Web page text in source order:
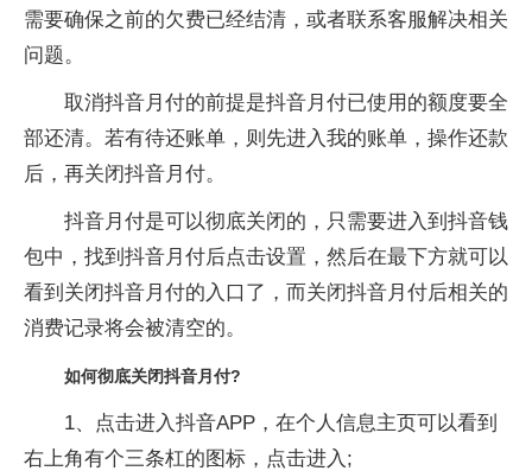
需要确保之前的欠费已经结清，或者联系客服解决相关
问题。
取消抖音月付的前提是抖音月付已使用的额度要全
部还清。若有待还账单，则先进入我的账单，操作还款
后，再关闭抖音月付。
抖音月付是可以彻底关闭的，只需要进入到抖音钱
包中，找到抖音月付后点击设置，然后在最下方就可以
看到关闭抖音月付的入口了，而关闭抖音月付后相关的
消费记录将会被清空的。
如何彻底关闭抖音月付?
1、点击进入抖音APP，在个人信息主页可以看到
右上角有个三条杠的图标，点击进入;